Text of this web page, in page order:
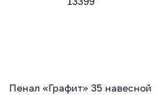
Пенал «Графит» 35 навесной